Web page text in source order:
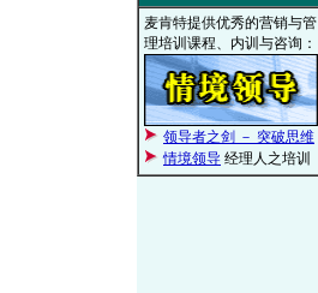
麦肯特提供优秀的营销与管
理培训课程、内训与咨询：
领导者之剑 － 突破思维
情境领导 经理人之培训